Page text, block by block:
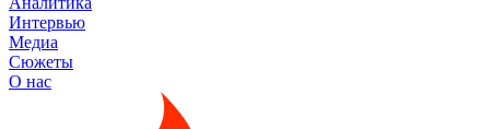
Интервью
Медиа
Сюжеты
О нас